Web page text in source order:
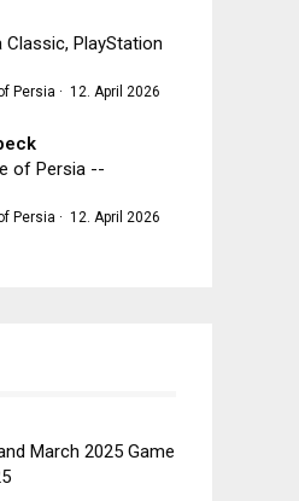
PlayStation
Persia · 12. April 2026
of Persia --
Persia · 12. April 2026
March 2025 Game